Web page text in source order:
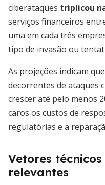
ciberataques triplicou
serviços financeiros
uma em cada três
tipo de invasão ou
As projeções indicam
decorrentes de ataques
crescer até pelo menos
caros os custos de
regulatórias e a
Vetores
relevantes